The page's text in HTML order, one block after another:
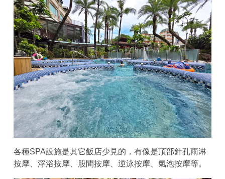
各種SPA設施是其它飯店少見的，有像是頂部針孔雨淋
按摩、浮浴按摩、股間按摩、逆泳按摩、氣泡按摩等。